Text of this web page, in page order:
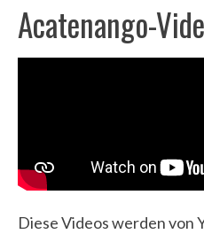
Acatenango-
Diese Videos werden von